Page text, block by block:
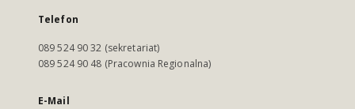
Telefon
089 524 90 32 (sekretariat)
089 524 90 48 (Pracownia Regionalna)
E-Mail